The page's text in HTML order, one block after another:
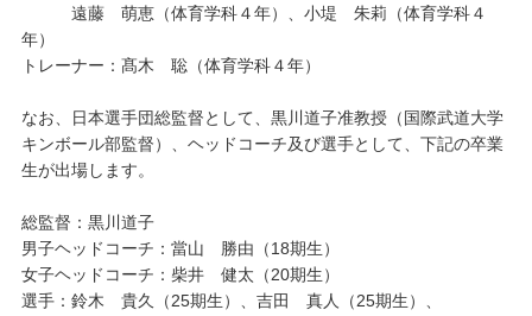
遠藤 萌恵（体育学科４年）、小堤 朱莉（体育学科４
年）
トレーナー：髙木 聡（体育学科４年）
なお、日本選手団総監督として、黒川道子准教授（国際武道大学
キンボール部監督）、ヘッドコーチ及び選手として、下記の卒業
生が出場します。
総監督：黒川道子
男子ヘッドコーチ：當山 勝由（18期生）
女子ヘッドコーチ：柴井 健太（20期生）
選手：鈴木 貴久（25期生）、吉田 真人（25期生）、